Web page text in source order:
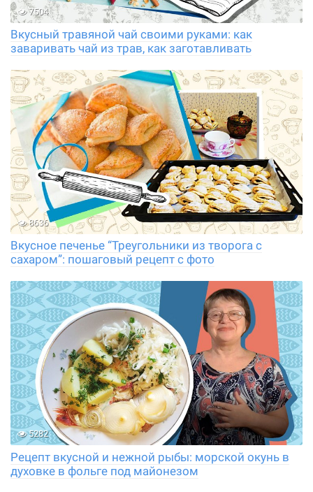
7504
Вкусный травяной чай своими руками: как
заваривать чай из трав, как заготавливать
8636
Вкусное печенье “Треугольники из творога с
сахаром”: пошаговый рецепт с фото
5282
Рецепт вкусной и нежной рыбы: морской окунь в
духовке в фольге под майонезом